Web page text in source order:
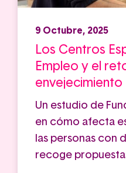
9 Octubre, 2025
Los Centros
Empleo y el
envejecimiento
Un estudio de
en cómo afecta
las personas con
recoge